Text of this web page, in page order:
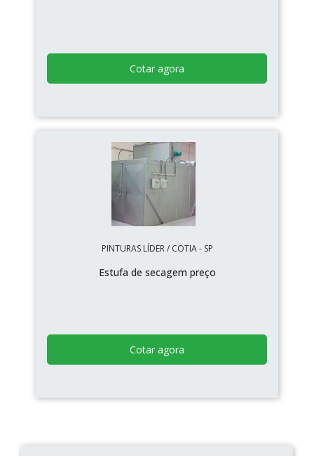
Cotar agora
PINTURAS LÍDER / COTIA - SP
Estufa de secagem preço
Cotar agora